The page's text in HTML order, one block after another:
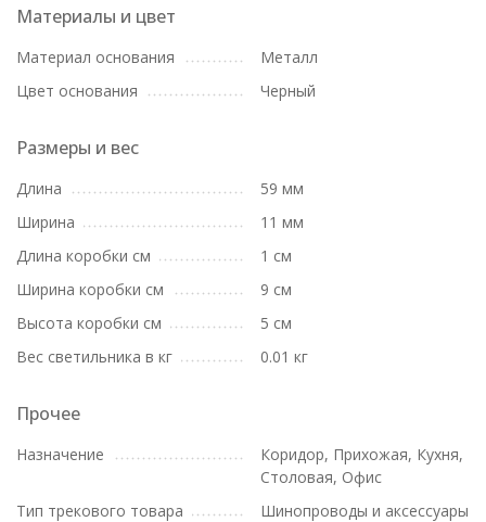
Материалы и цвет
Материал основания
Металл
Цвет основания
Черный
Размеры и вес
Длина
59 мм
Ширина
11 мм
Длина коробки см
1 см
Ширина коробки см
9 см
Высота коробки см
5 см
Вес светильника в кг
0.01 кг
Прочее
Назначение
Коридор, Прихожая, Кухня,
Столовая, Офис
Тип трекового товара
Шинопроводы и аксессуары